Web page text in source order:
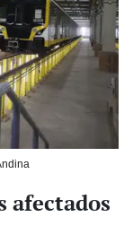
afectados